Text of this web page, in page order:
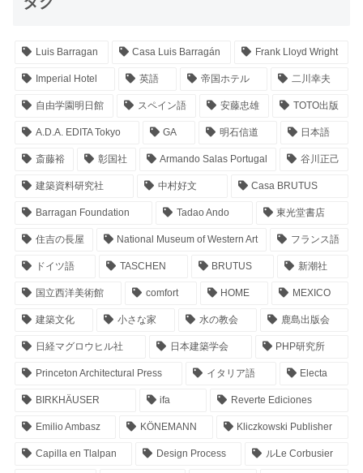
Luis Barragan Casa Luis Barragán Frank Lloyd Wright
Imperial Hotel 英語 帝国ホテル 二川幸夫
自由学園明日館 スペイン語 安藤忠雄 TOTO出版
A.D.A. EDITA Tokyo GA 明石信道 日本語
斎藤裕 彰国社 Armando Salas Portugal 谷川正己
建築資料研究社 中村好文 Casa BRUTUS
Barragan Foundation Tadao Ando 東光堂書店
住吉の長屋 National Museum of Western Art フランス語
ドイツ語 TASCHEN BRUTUS 新潮社
国立西洋美術館 comfort HOME MEXICO
建築文化 小さな家 水の教会 鹿島出版会
日経マグロウヒル社 日本建築学会 PHP研究所
Princeton Architectural Press イタリア語 Electa
BIRKHÄUSER ifa Reverte Ediciones
Emilio Ambasz KÖNEMANN Kliczkowski Publisher
Capilla en Tlalpan Design Process ルLe Corbusier